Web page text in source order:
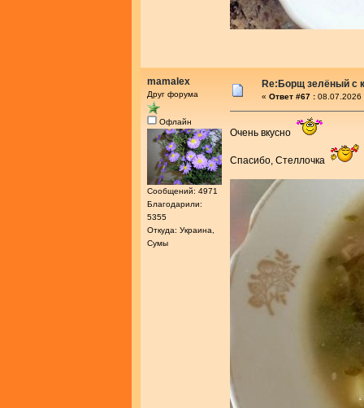
mamalex
Друг форума
Офлайн
Сообщений: 4971
Благодарили:
5355
Откуда: Украина,
Сумы
Re:Борщ зелёный с
« Ответ #67 : 08.07.2026
Очень вкусно
Спасибо, Стеллочка